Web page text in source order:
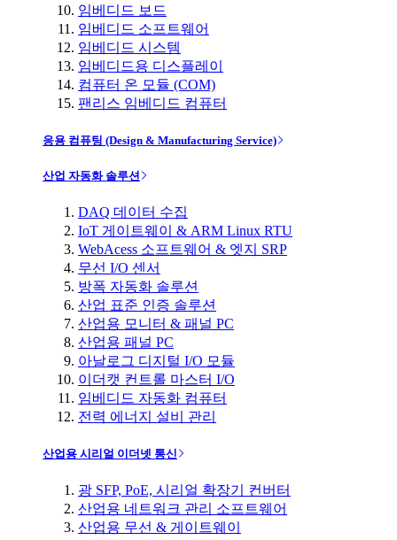
임베디드 보드
임베디드 소프트웨어
임베디드 시스템
임베디드용 디스플레이
컴퓨터 온 모듈 (COM)
팬리스 임베디드 컴퓨터
응용 컴퓨팅 (Design & Manufacturing Service)
산업 자동화 솔루션
DAQ 데이터 수집
IoT 게이트웨이 & ARM Linux RTU
WebAcess 소프트웨어 & 엣지 SRP
무선 I/O 센서
방폭 자동화 솔루션
산업 표준 인증 솔루션
산업용 모니터 & 패널 PC
산업용 패널 PC
아날로그 디지털 I/O 모듈
이더캣 컨트롤 마스터 I/O
임베디드 자동화 컴퓨터
전력 에너지 설비 관리
산업용 시리얼 이더넷 통신
광 SFP, PoE, 시리얼 확장기 컨버터
산업용 네트워크 관리 소프트웨어
산업용 무선 & 게이트웨이